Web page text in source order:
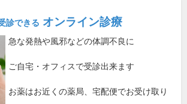
診できる オンライン診療
急な発熱や風邪などの体調不良に
ご自宅・オフィスで受診出来ます
お薬はお近くの薬局、宅配便でお受け取り